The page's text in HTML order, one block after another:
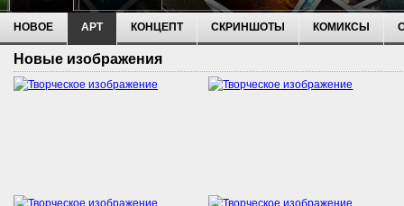
НОВОЕ АРТ КОНЦЕПТ СКРИНШОТЫ КОМИКСЫ
Новые изображения